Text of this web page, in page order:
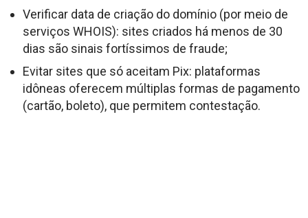
Verificar data de criação do domínio (por meio de
serviços WHOIS): sites criados há menos de 30
dias são sinais fortíssimos de fraude;
Evitar sites que só aceitam Pix: plataformas
idôneas oferecem múltiplas formas de pagamento
(cartão, boleto), que permitem contestação.